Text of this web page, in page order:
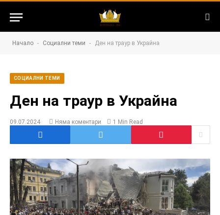
Начало - Социални теми - Ден на траур в Украйна
СОЦИАЛНИ ТЕМИ
Ден на траур в Украйна
09.07.2024 Няма коментари 1 Min Read